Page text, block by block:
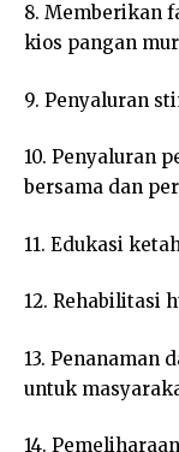
8. Memberikan
kios pangan
9. Penyaluran
10. Penyaluran
bersama dan
11. Edukasi
12. Rehabilitasi
13. Penanaman
untuk
14.